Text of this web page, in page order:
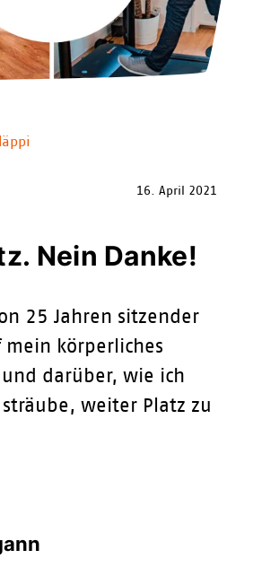
16. April 2021
Nein Danke!
25 Jahren sitzender
mein körperliches
darüber, wie ich
weiter Platz zu